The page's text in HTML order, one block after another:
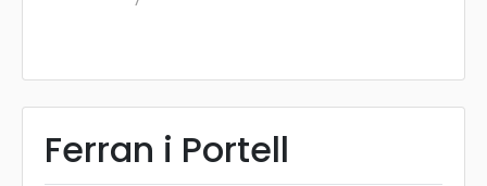
Ferran i Portell